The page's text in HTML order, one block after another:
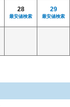
28
最安値検索
29
最安値検索